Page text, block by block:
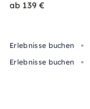
ab 139 €
Erlebnisse buchen
Erlebnisse buchen